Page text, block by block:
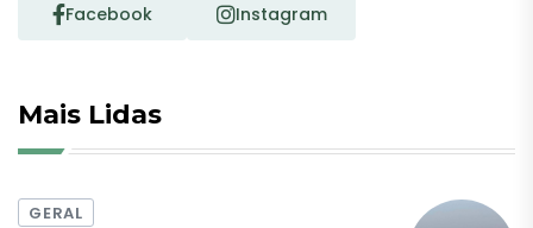
Facebook Instagram
Mais Lidas
GERAL